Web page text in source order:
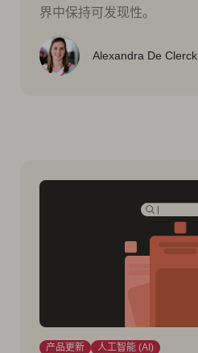
界中保持可发现性。
Alexandra De Clerck
产品更新
人工智能 (AI)